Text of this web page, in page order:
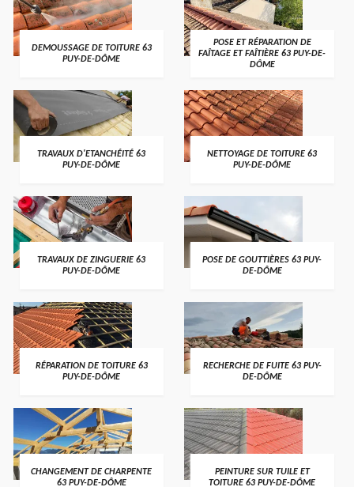
DEMOUSSAGE DE TOITURE 63
PUY-DE-DÔME
POSE ET RÉPARATION DE
FAÎTAGE ET FAÎTIÈRE 63 PUY-DE-
DÔME
TRAVAUX D'ETANCHÉITÉ 63
PUY-DE-DÔME
NETTOYAGE DE TOITURE 63
PUY-DE-DÔME
TRAVAUX DE ZINGUERIE 63
PUY-DE-DÔME
POSE DE GOUTTIÈRES 63 PUY-
DE-DÔME
RÉPARATION DE TOITURE 63
PUY-DE-DÔME
RECHERCHE DE FUITE 63 PUY-
DE-DÔME
CHANGEMENT DE CHARPENTE
63 PUY-DE-DÔME
PEINTURE SUR TUILE ET
TOITURE 63 PUY-DE-DÔME